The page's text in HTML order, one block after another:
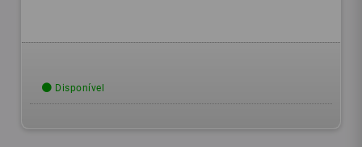
Disponível